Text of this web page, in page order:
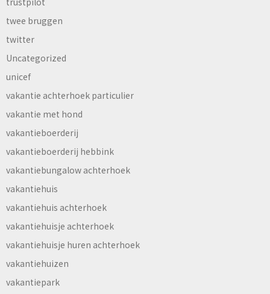
twee bruggen
twitter
Uncategorized
unicef
vakantie achterhoek particulier
vakantie met hond
vakantieboerderij
vakantieboerderij hebbink
vakantiebungalow achterhoek
vakantiehuis
vakantiehuis achterhoek
vakantiehuisje achterhoek
vakantiehuisje huren achterhoek
vakantiehuizen
vakantiepark